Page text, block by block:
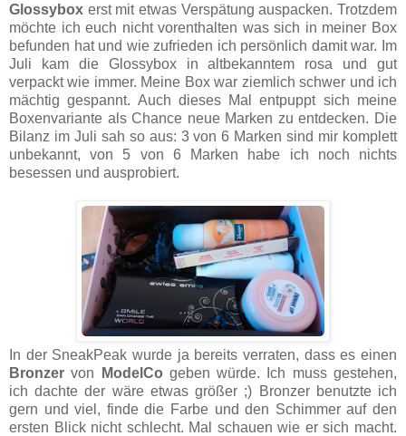
Glossybox erst mit etwas Verspätung auspacken. Trotzdem
möchte ich euch nicht vorenthalten was sich in meiner Box
befunden hat und wie zufrieden ich persönlich damit war. Im
Juli kam die Glossybox in altbekanntem rosa und gut
verpackt wie immer. Meine Box war ziemlich schwer und ich
mächtig gespannt. Auch dieses Mal entpuppt sich meine
Boxenvariante als Chance neue Marken zu entdecken. Die
Bilanz im Juli sah so aus: 3 von 6 Marken sind mir komplett
unbekannt, von 5 von 6 Marken habe ich noch nichts
besessen und ausprobiert.
In der SneakPeak wurde ja bereits verraten, dass es einen
Bronzervon ModelCo geben würde. Ich muss gestehen,
ich dachte der wäre etwas größer ;) Bronzer benutzte ich
gern und viel, finde die Farbe und den Schimmer auf den
ersten Blick nicht schlecht. Mal schauen wie er sich macht.